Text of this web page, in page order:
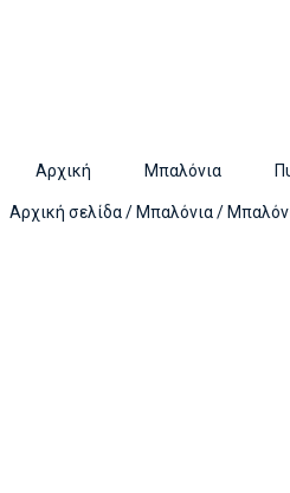
Αρχική Μπαλόνια
Αρχική σελίδα/ Μπαλόνια/